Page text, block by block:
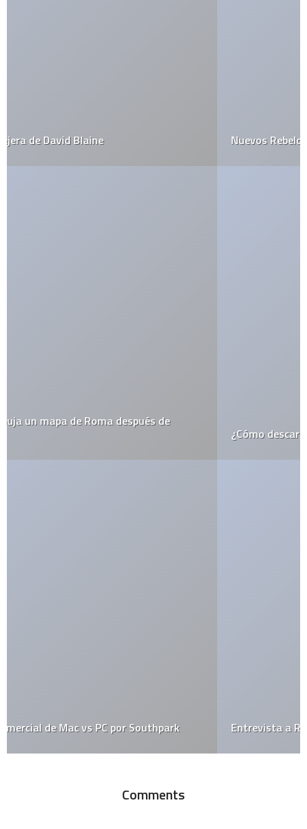
Nuevos Rebeldes…
Entrevista a Richard Stallman
Comments